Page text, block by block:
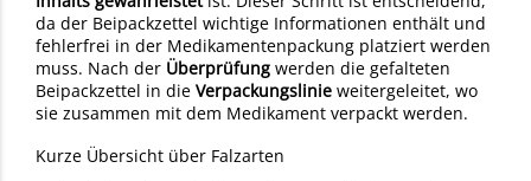
da der Beipackzettel wichtige Informationen enthält und
fehlerfrei in der Medikamentenpackung platziert werden
muss. Nach der Überprüfung werden die gefalteten
Beipackzettel in die Verpackungslinie weitergeleitet, wo
sie zusammen mit dem Medikament verpackt werden.
Kurze Übersicht über Falzarten